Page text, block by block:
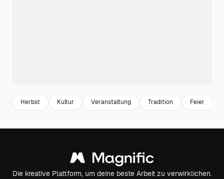
Herbst Kultur Veranstaltung Tradition Feier
Die kreative Plattform, um deine beste Arbeit zu verwirklichen.